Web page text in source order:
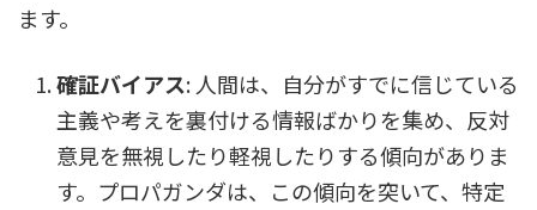
ます。
確証バイアス: 人間は、自分がすでに信じている
主義や考えを裏付ける情報ばかりを集め、反対
意見を無視したり軽視したりする傾向がありま
す。プロパガンダは、この傾向を突いて、特定